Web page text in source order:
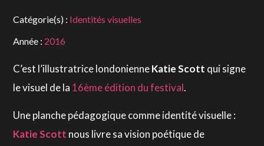
Catégorie(s) : Identités visuelles
Année : 2016
C’est l’illustratrice londonienneKatie Scott qui signe
le visuel de la 16ème édition du festival.
Une planche pédagogique comme identité visuelle :
Katie Scott nous livre sa vision poétique de